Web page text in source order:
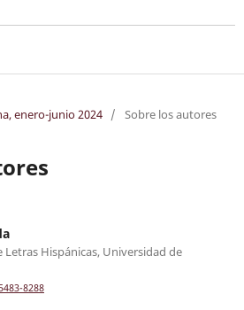
enero-junio 2024 / Sobre los autores
Hispánicas, Universidad de
8288